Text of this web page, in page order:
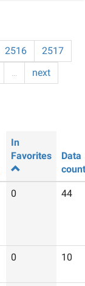
2516
2517
…
next
In
Favorites
Data
0 44
0 10